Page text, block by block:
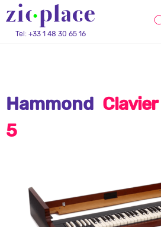
Tel: +33 1 48 30 65 16
Hammond
5